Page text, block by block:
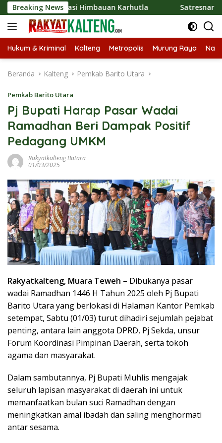
Langsung
ke
konten
Breaking News
Sosialisasi Himbauan Karhutla Satresnarkoba
Hukum & Kriminal Kalteng Metropolis Murung Raya
Beranda Kalteng Pemkab Barito Utara
Pemkab Barito Utara
Pj Bupati Harap Pasar Wadai
Ramadhan Beri Dampak Positif
Pedagang UMKM
Rakyatkalteng Batara
01/03/2025
Rakyatkalteng, Muara Teweh – Dibukanya pasar
wadai Ramadhan 1446 H Tahun 2025 oleh Pj Bupati
Barito Utara yang berlokasi di Halaman Kantor Pemkab
setempat, Sabtu (01/03) turut dihadiri sejumlah pejabat
penting, antara lain anggota DPRD, Pj Sekda, unsur
Forum Koordinasi Pimpinan Daerah, serta tokoh
agama dan masyarakat.
Dalam sambutannya, Pj Bupati Muhlis mengajak
seluruh lapisan masyarakat di daerah ini untuk
memanfaatkan bulan suci Ramadhan dengan
meningkatkan amal ibadah dan saling menghormati
antar sesama.